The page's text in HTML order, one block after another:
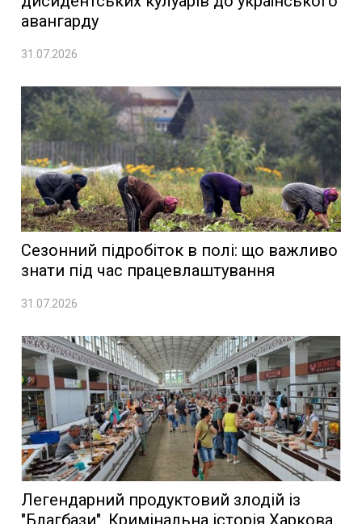
авангарду
31.07.2026
Сезонний підробіток в полі: що важливо
знати під час працевлаштування
31.07.2026
Легендарний продуктовий злодій із